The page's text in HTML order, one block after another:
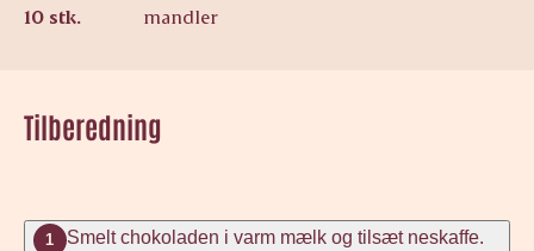
10 stk. mandler
Tilberedning
1 Smelt chokoladen i varm mælk og tilsæt neskaffe.